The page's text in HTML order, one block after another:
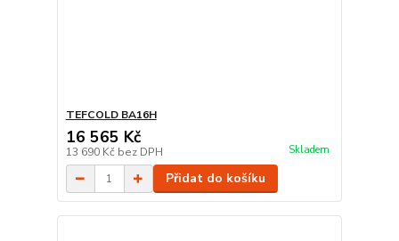
TEFCOLD BA16H
16 565 Kč
13 690 Kč bez DPH Skladem
Přidat do košíku